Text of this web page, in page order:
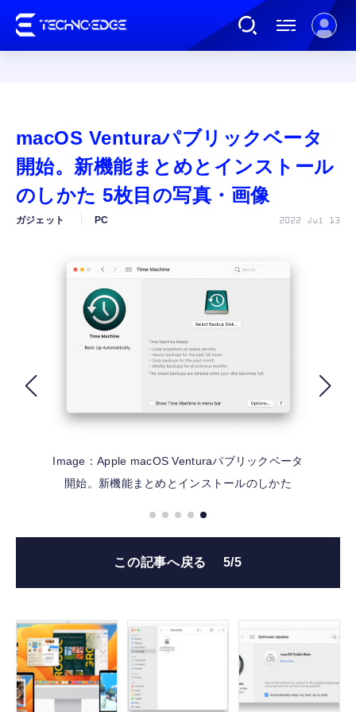
AI
ガジェット
カルチャー
公式ストア
FOLLOW US
macOS Venturaパブリックベータ
開始。新機能まとめとインストール
のしかた 5枚目の写真・画像
ガジェット PC 2022 Jul 13
Image：Apple macOS Venturaパブリックベータ
開始。新機能まとめとインストールのしかた
この記事へ戻る 5/5